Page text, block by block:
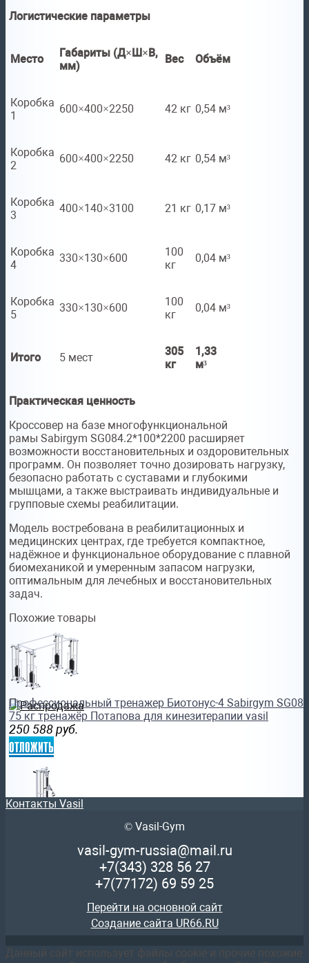
Логистические параметры
Место
Габариты (Д×Ш×В,
мм)
Вес Объём
Коробка
1
600×400×2250 42 кг 0,54 м³
Коробка
2
600×400×2250 42 кг 0,54 м³
Коробка
3
400×140×3100 21 кг 0,17 м³
Коробка
4
330×130×600
100
кг
0,04 м³
Коробка
5
330×130×600
100
кг
0,04 м³
Итого 5 мест
305
кг
1,33
м³
Практическая ценность
Кроссовер на базе многофункциональной
рамы Sabirgym SG084.2*100*2200 расширяет
возможности восстановительных и оздоровительных
программ. Он позволяет точно дозировать нагрузку,
безопасно работать с суставами и глубокими
мышцами, а также выстраивать индивидуальные и
групповые схемы реабилитации.
Модель востребована в реабилитационных и
медицинских центрах, где требуется компактное,
надёжное и функциональное оборудование с плавной
биомеханикой и умеренным запасом нагрузки,
оптимальным для лечебных и восстановительных
задач.
Похожие товары
Профессиональный тренажер Биотонус-4 Sabirgym
75 кг тренажёр Потапова для кинезитерапии vasil
250 588 руб.
отложить
Профессиональный силовой тренажер Блочная рама
SG081.1х100 для кинезитерапии vasil
Контакты Vasil
© Vasil-Gym
vasil-gym-russia@mail.ru
+7(343) 328 56 27
+7(77172) 69 59 25
Перейти на основной сайт
Создание сайта UR66.RU
Данный сайт использует файлы cookie и прочие похожие